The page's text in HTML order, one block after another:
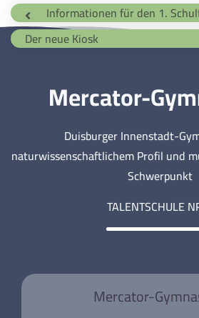
Informationen für den 1. Schultag
Der neue Kiosk
Mercator-
Duisburger Innenstadt-
naturwissenschaftlichem Profil und
Schwerpunkt
TALENTSCHULE
Mercator-